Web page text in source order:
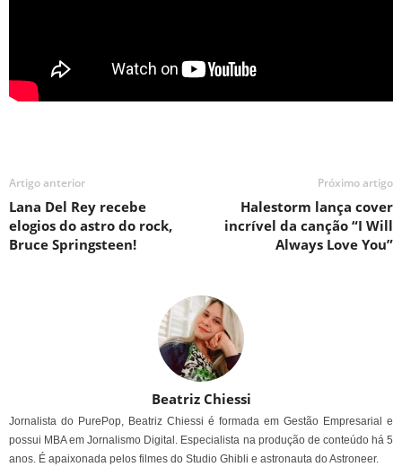
Artigo anterior
Lana Del Rey recebe
elogios do astro do rock,
Bruce Springsteen!
Próximo artigo
Halestorm lança cover
incrível da canção “I Will
Always Love You”
Beatriz Chiessi
Jornalista do PurePop, Beatriz Chiessi é formada em Gestão Empresarial e
possui MBA em Jornalismo Digital. Especialista na produção de conteúdo há 5
anos. É apaixonada pelos filmes do Studio Ghibli e astronauta do Astroneer.